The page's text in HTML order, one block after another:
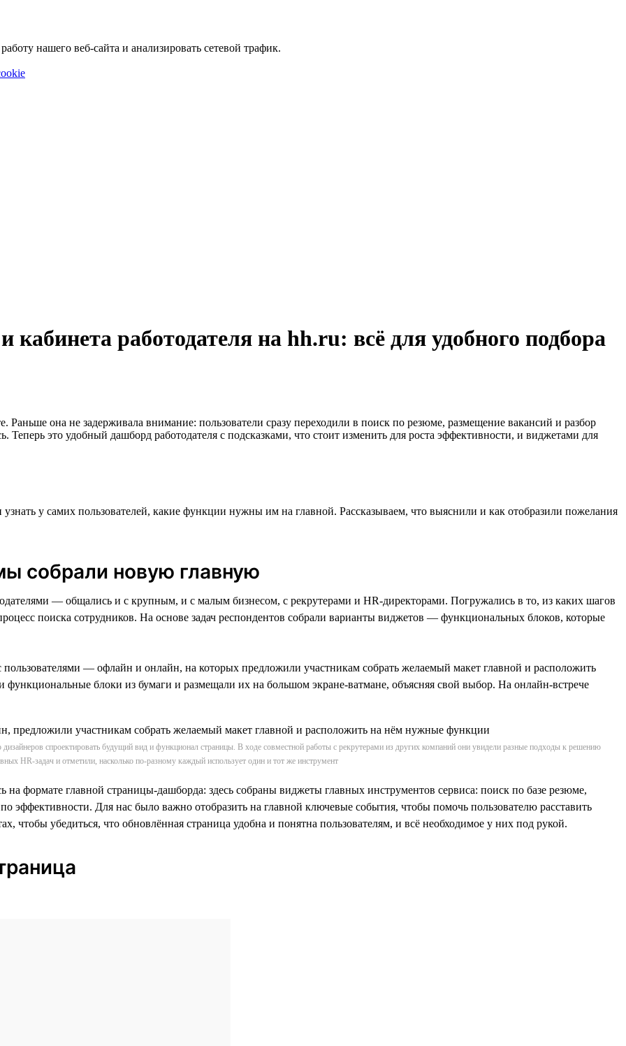
нашего веб-сайта и анализировать сетевой трафик.
работодателя на hh.ru: всё для удобного подбора
Раньше она не задерживала внимание: пользователи сразу переходили в поиск по резюме, размещение вакансий и разбор
Теперь это удобный дашборд работодателя с подсказками, что стоит изменить для роста эффективности, и виджетами для
у самих пользователей, какие функции нужны им на главной. Рассказываем, что выяснили и как отобразили пожелания
собрали новую главную
— общались и с крупным, и с малым бизнесом, с рекрутерами и HR-директорами. Погружались в то, из каких шагов
поиска сотрудников. На основе задач респондентов собрали варианты виджетов — функциональных блоков, которые
— офлайн и онлайн, на которых предложили участникам собрать желаемый макет главной и расположить
блоки из бумаги и размещали их на большом экране-ватмане, объясняя свой выбор. На онлайн-встрече
спроектировать будущий вид и функционал страницы. В ходе совместной работы с рекрутерами из других компаний они увидели разные подходы к решению
HR-задач и отметили, насколько по-разному каждый использует один и тот же инструмент
на формате главной страницы-дашборда: здесь собраны виджеты главных инструментов сервиса: поиск по базе резюме,
эффективности. Для нас было важно отобразить на главной ключевые события, чтобы помочь пользователю расставить
чтобы убедиться, что обновлённая страница удобна и понятна пользователям, и всё необходимое у них под рукой.